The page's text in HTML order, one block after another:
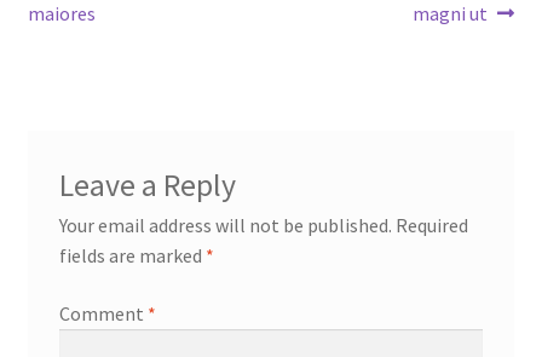
navigation
post:
maiores
magni ut
Leave a Reply
Your email address will not be published. Required
fields are marked *
Comment *